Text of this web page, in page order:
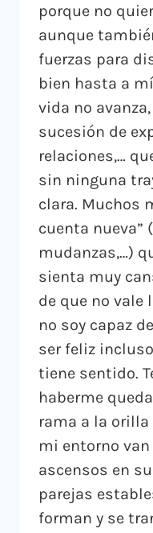
porque no
aunque
fuerzas para
bien hasta a
vida no
sucesión de
relaciones,…
sin ninguna
clara. Muchos
cuenta nueva”
mudanzas,…)
sienta muy
de que no vale
no soy capaz
ser feliz
tiene sentido.
haberme
rama a la orilla
mi entorno
ascensos en
parejas
forman y se